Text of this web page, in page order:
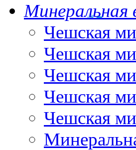
Минеральная
Чешская
Чешская
Чешская
Чешская
Чешская